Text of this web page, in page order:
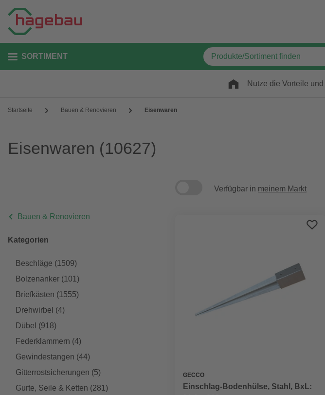
SORTIMENT
Nutze die Vorteile und
Startseite Bauen & Renovieren Eisenwaren
Eisenwaren (10627)
Bauen & Renovieren
Kategorien
Beschläge (1509)
Bolzenanker (101)
Briefkästen (1555)
Drehwirbel (4)
Dübel (918)
Federklammern (4)
Gewindestangen (44)
Gitterrostsicherungen (5)
Gurte, Seile & Ketten (281)
Verfügbar in meinem Markt
GECCO
Einschlag-Bodenhülse, Stahl, BxL: